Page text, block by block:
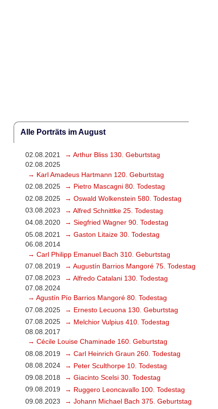
Alle Porträts im August
02.08.2021
→ Arthur Bliss 130. Geburtstag
02.08.2025
→ Karl Amadeus Hartmann 120. Geburtstag
02.08.2025
→ Pietro Mascagni 80. Todestag
02.08.2025
→ Oswald Wolkenstein 580. Todestag
03.08.2023
→ Alfred Schnittke 25. Todestag
04.08.2020
→ Siegfried Wagner 90. Todestag
05.08.2021
→ Gaston Litaize 30. Todestag
06.08.2014
→ Carl Philipp Emanuel Bach 310. Geburtstag
07.08.2019
→ Augustín Barrios Mangoré 75. Todestag
07.08.2023
→ Alfredo Catalani 130. Todestag
07.08.2024
→ Agustín Pío Barrios Mangoré 80. Todestag
07.08.2025
→ Ernesto Lecuona 130. Geburtstag
07.08.2025
→ Melchior Vulpius 410. Todestag
08.08.2017
→ Cécile Louise Chaminade 160. Geburtstag
08.08.2019
→ Carl Heinrich Graun 260. Todestag
08.08.2024
→ Peter Sculthorpe 10. Todestag
09.08.2018
→ Giacinto Scelsi 30. Todestag
09.08.2019
→ Ruggero Leoncavallo 100. Todestag
09.08.2023
→ Johann Michael Bach 375. Geburtstag